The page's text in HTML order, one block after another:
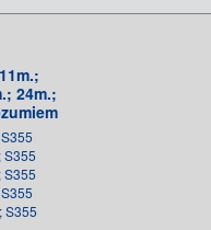
24m.;
S355
S355
S355